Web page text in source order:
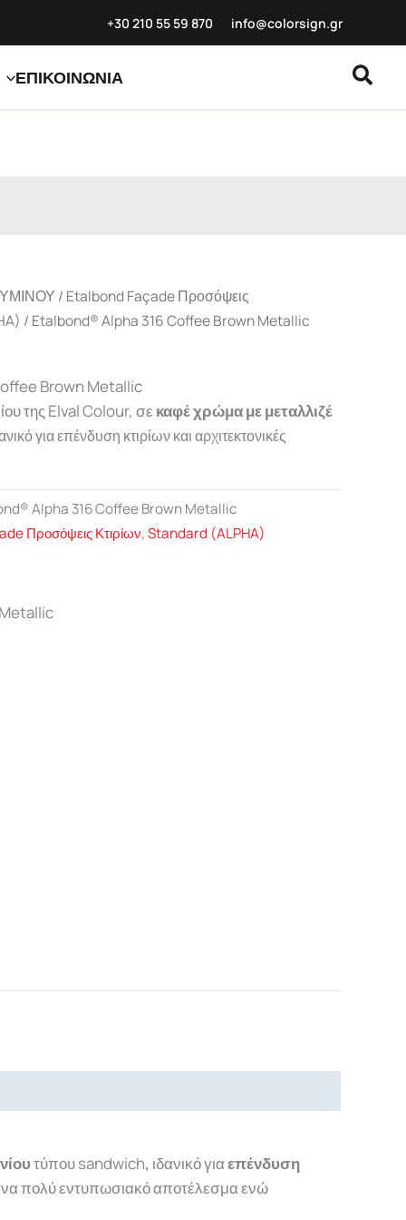
+30 210 55 59 870 info@colorsign.gr
ΕΠΙΚΟΙΝΩΝΙΑ
/ Etalbond Façade Προσόψεις
/ Etalbond® Alpha 316 Coffee Brown Metallic
Brown Metallic
της Elval Colour, σε καφέ χρώμα με μεταλλιζέ
για επένδυση κτιρίων και αρχιτεκτονικές
Alpha 316 Coffee Brown Metallic
Προσόψεις Κτιρίων,Standard (ALPHA)
τύπου sandwich, ιδανικό γιαεπένδυση
πολύ εντυπωσιακό αποτέλεσμα ενώ